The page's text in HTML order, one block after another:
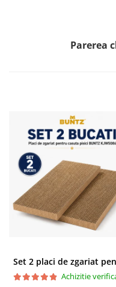
Parerea
Achizitie